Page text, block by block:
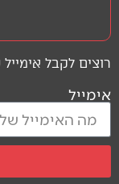
רוצים לקבל
אימייל